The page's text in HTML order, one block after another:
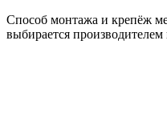
Способ монтажа и крепёж
выбирается